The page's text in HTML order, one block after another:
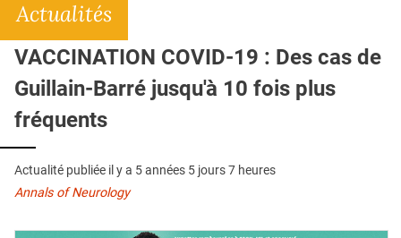
CRÉDITS
Actualités
VACCINATION COVID-19 : Des cas de
Guillain-Barré jusqu'à 10 fois plus
fréquents
Actualité publiée il y a 5 années 5 jours 7 heures
Annals of Neurology